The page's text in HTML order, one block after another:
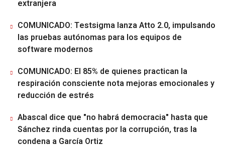
extranjera
COMUNICADO: Testsigma lanza Atto 2.0, impulsando
las pruebas autónomas para los equipos de
software modernos
COMUNICADO: El 85% de quienes practican la
respiración consciente nota mejoras emocionales y
reducción de estrés
Abascal dice que "no habrá democracia" hasta que
Sánchez rinda cuentas por la corrupción, tras la
condena a García Ortiz